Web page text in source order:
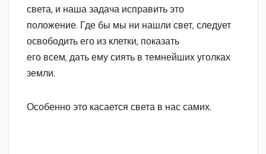
света, и наша задача исправить это
положение. Где бы мы ни нашли свет, следует
освободить его из клетки, показать
его всем, дать ему сиять в темнейших уголках
земли.
Особенно это касается света в нас самих.